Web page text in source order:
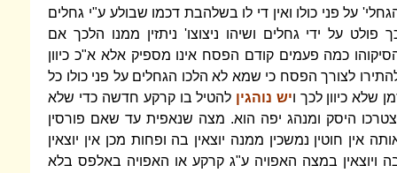
על פני כולו ואין די לו בשלהבת דכמו שבולע ע"י גחלים
פולט על ידי גחלים ושיהו ניצוצו' ניתזין ממנו הלכך אם
כמה פעמים קודם הפסח אינו מספיק אלא א"כ כיוון
לצורך הפסח כי שמא לא הלכו הגחלים על פני כולו כל
שלא כיוון לכך ויש נוהגין להטיל בו קרקע חדשה כדי שלא
היסק ומנהג יפה הוא. מצה שנאפית עד שאם פורסין
אין חוטין נמשכין ממנה יוצאין בה ופחות מכן אין יוצאין
ויוצאין במצה האפויה ע"ג קרקע או האפויה באלפס בלא